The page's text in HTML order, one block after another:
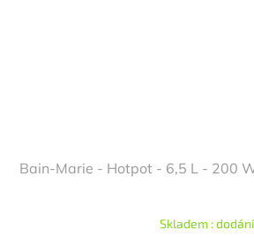
Bain-Marie - Hotpot - 6,5 L - 200
Skladem :